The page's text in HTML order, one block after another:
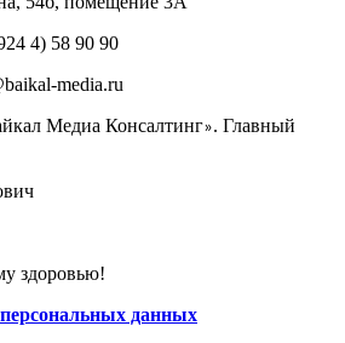
4) 58 90 90
media.ru
Медиа Консалтинг». Главный
здоровью!
данных